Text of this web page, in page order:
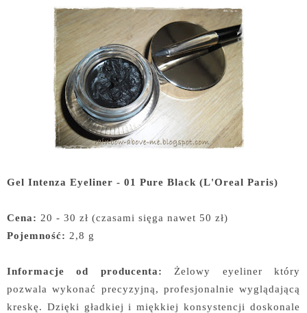
Gel Intenza Eyeliner - 01 Pure Black (L'Oreal Paris)
Cena: 20 - 30 zł (czasami sięga nawet 50 zł)
Pojemność: 2,8 g
Informacje od producenta:
Żelowy eyeliner który
pozwala wykonać precyzyjną, profesjonalnie wyglądającą
kreskę. Dzięki gładkiej i miękkiej konsystencji doskonale